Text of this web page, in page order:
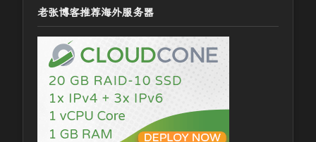
老张博客推荐海外服务器